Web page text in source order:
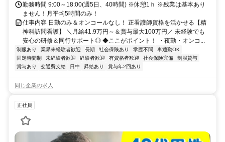
勤務時間 9:00～18:00(週5日、40時間) ※休憩1ｈ ※残業は基本あり
ません！月平均5時間のみ！
仕事内容 日勤のみ＆オンコールなし！ 正看護師資格を活かせる【精
神科訪問看護】 ＼月給41.9万円～＆賞与最大100万円／ 未経験でも
安心の研修＆同行サポート◎ ◆ここがポイント！ ・夜勤・オンコ...
制服あり 業界未経験者歓迎 長期 社会保険あり 学歴不問
車通勤OK
固定時間制
未経験者歓迎 経験者歓迎 有資格者歓迎 社会保険完備
制服貸与
賞与あり
交通費支給 日中 昇給あり 賞与年2回あり
同じ企業の求人
正社員